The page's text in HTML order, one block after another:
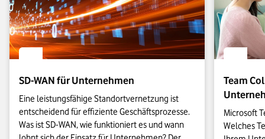
SD-WAN für Unternehmen
Eine leistungsfähige Standortvernetzung ist
entscheidend für effiziente Geschäftsprozesse.
Was ist SD-WAN, wie funktioniert es und wann
Team
Microsoft
Welches